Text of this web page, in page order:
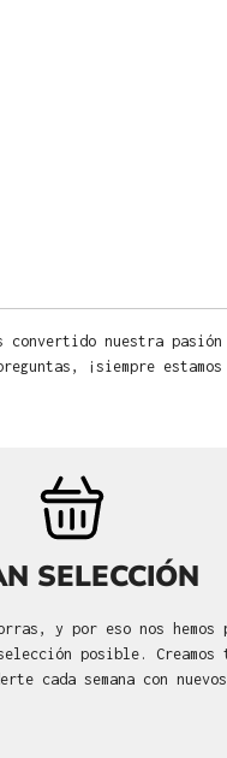
convertido nuestra pasión
¡siempre
SELECCIÓN
y por eso nos hemos
posible. Creamos
cada semana con